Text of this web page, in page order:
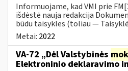
Informuojame, kad VMI prie
išdėstė nauja redakcija
būdu taisykles (toliau —
Metai: 2022
VA-72 „Dėl Valstybinės
Elektroninio deklaravimo